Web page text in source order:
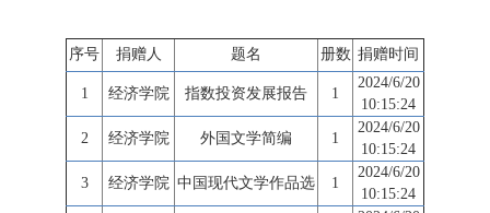
序号 捐赠人 题名 册数 捐赠时间
1 经济学院 指数投资发展报告 1
2024/6/20
10:15:24
2 经济学院 外国文学简编 1
2024/6/20
10:15:24
3 经济学院 中国现代文学作品选 1
2024/6/20
10:15:24